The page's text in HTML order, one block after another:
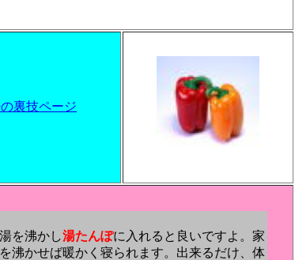
裏技ページ
を沸かし湯たんぽに入れると良いですよ。家
沸かせば暖かく寝られます。出来るだけ、体